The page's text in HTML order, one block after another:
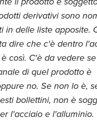
derivativi sono
in delle liste apposite.
dire che c'è dentro
così. C'è da vedere
di quel prodotto è
no. Se non lo è,
bollettini, non è
l'acciaio e l'alluminio.